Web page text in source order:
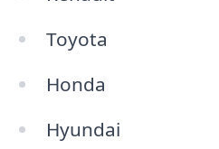
Toyota
Honda
Hyundai